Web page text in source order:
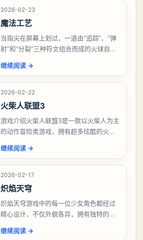
2026-02-23
魔法工艺
当指尖在屏幕上划过，一道由“追踪”、“弹
射”和“分裂”三种符文组合而成的火球自动
炸。这不再是想象中的魔法，而是国产独
立游戏《魔
继续阅读 →
2026-02-22
火柴人联盟3
游戏介绍火柴人联盟3是一款以火柴人为主
的动作冒险类游戏，拥有超多炫酷的火柴
控这些火柴人来战斗，自由的搭配技能连
招来战斗，华丽
继续阅读 →
2026-02-17
炽焰天穹
炽焰天穹游戏中的每一位少女角色都经过
精心设计，不仅外貌各异，拥有独特的服
事。玩家可以根据自己的喜好和游戏需
继续阅读 →